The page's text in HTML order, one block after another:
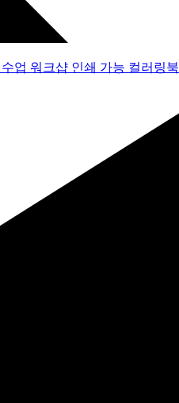
수업 워크샵 인쇄 가능 컬러링북